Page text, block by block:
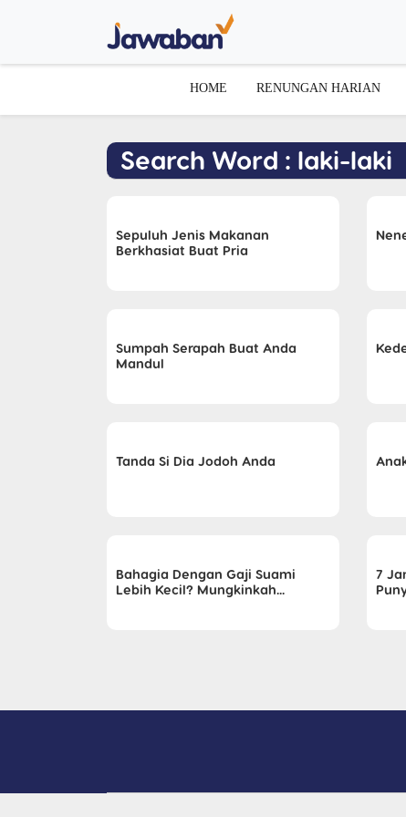
HOME RENUNGAN HARIAN
Search Word : laki-laki
Sepuluh Jenis Makanan
Berkhasiat Buat Pria
Sumpah Serapah Buat Anda
Mandul
Tanda Si Dia Jodoh Anda
Bahagia Dengan Gaji Suami
Lebih Kecil? Mungkinkah...
7